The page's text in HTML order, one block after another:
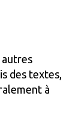
autres
des textes,
à